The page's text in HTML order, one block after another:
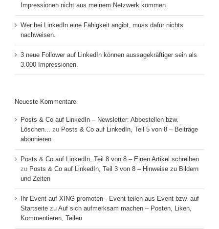
Impressionen nicht aus meinem Netzwerk kommen
Wer bei LinkedIn eine Fähigkeit angibt, muss dafür nichts
nachweisen.
3 neue Follower auf LinkedIn können aussagekräftiger sein als
3.000 Impressionen.
Neueste Kommentare
Posts & Co auf LinkedIn – Newsletter: Abbestellen bzw.
Löschen... zu Posts & Co auf LinkedIn, Teil 5 von 8 – Beiträge
abonnieren
Posts & Co auf LinkedIn, Teil 8 von 8 – Einen Artikel schreiben
zu Posts & Co auf LinkedIn, Teil 3 von 8 – Hinweise zu Bildern
und Zeiten
Ihr Event auf XING promoten - Event teilen aus Event bzw. auf
Startseite zu Auf sich aufmerksam machen – Posten, Liken,
Kommentieren, Teilen